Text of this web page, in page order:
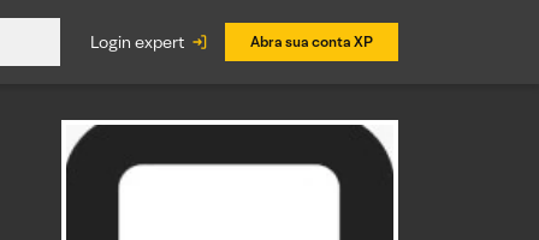
login expert Abra sua conta XP